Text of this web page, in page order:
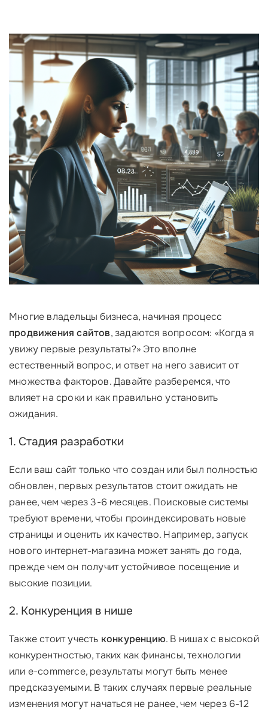
Многие владельцы бизнеса, начиная процесс
продвижения сайтов, задаются вопросом: «Когда я
увижу первые результаты?» Это вполне
естественный вопрос, и ответ на него зависит от
множества факторов. Давайте разберемся, что
влияет на сроки и как правильно установить
ожидания.
1. Стадия разработки
Если ваш сайт только что создан или был полностью
обновлен, первых результатов стоит ожидать не
ранее, чем через 3-6 месяцев. Поисковые системы
требуют времени, чтобы проиндексировать новые
страницы и оценить их качество. Например, запуск
нового интернет-магазина может занять до года,
прежде чем он получит устойчивое посещение и
высокие позиции.
2. Конкуренция в нише
Также стоит учесть конкуренцию. В нишах с высокой
конкурентностью, таких как финансы, технологии
или e-commerce, результаты могут быть менее
предсказуемыми. В таких случаях первые реальные
изменения могут начаться не ранее, чем через 6-12